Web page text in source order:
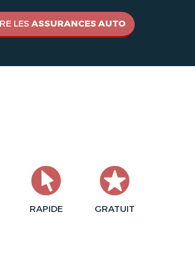
LESASSURANCES AUTO
RAPIDE GRATUIT